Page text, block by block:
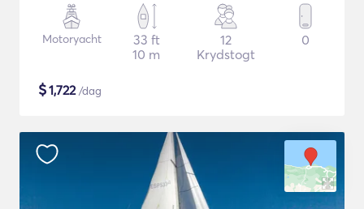
Motoryacht
33 ft
10 m
12
Krydstogt
0
$1,722/dag